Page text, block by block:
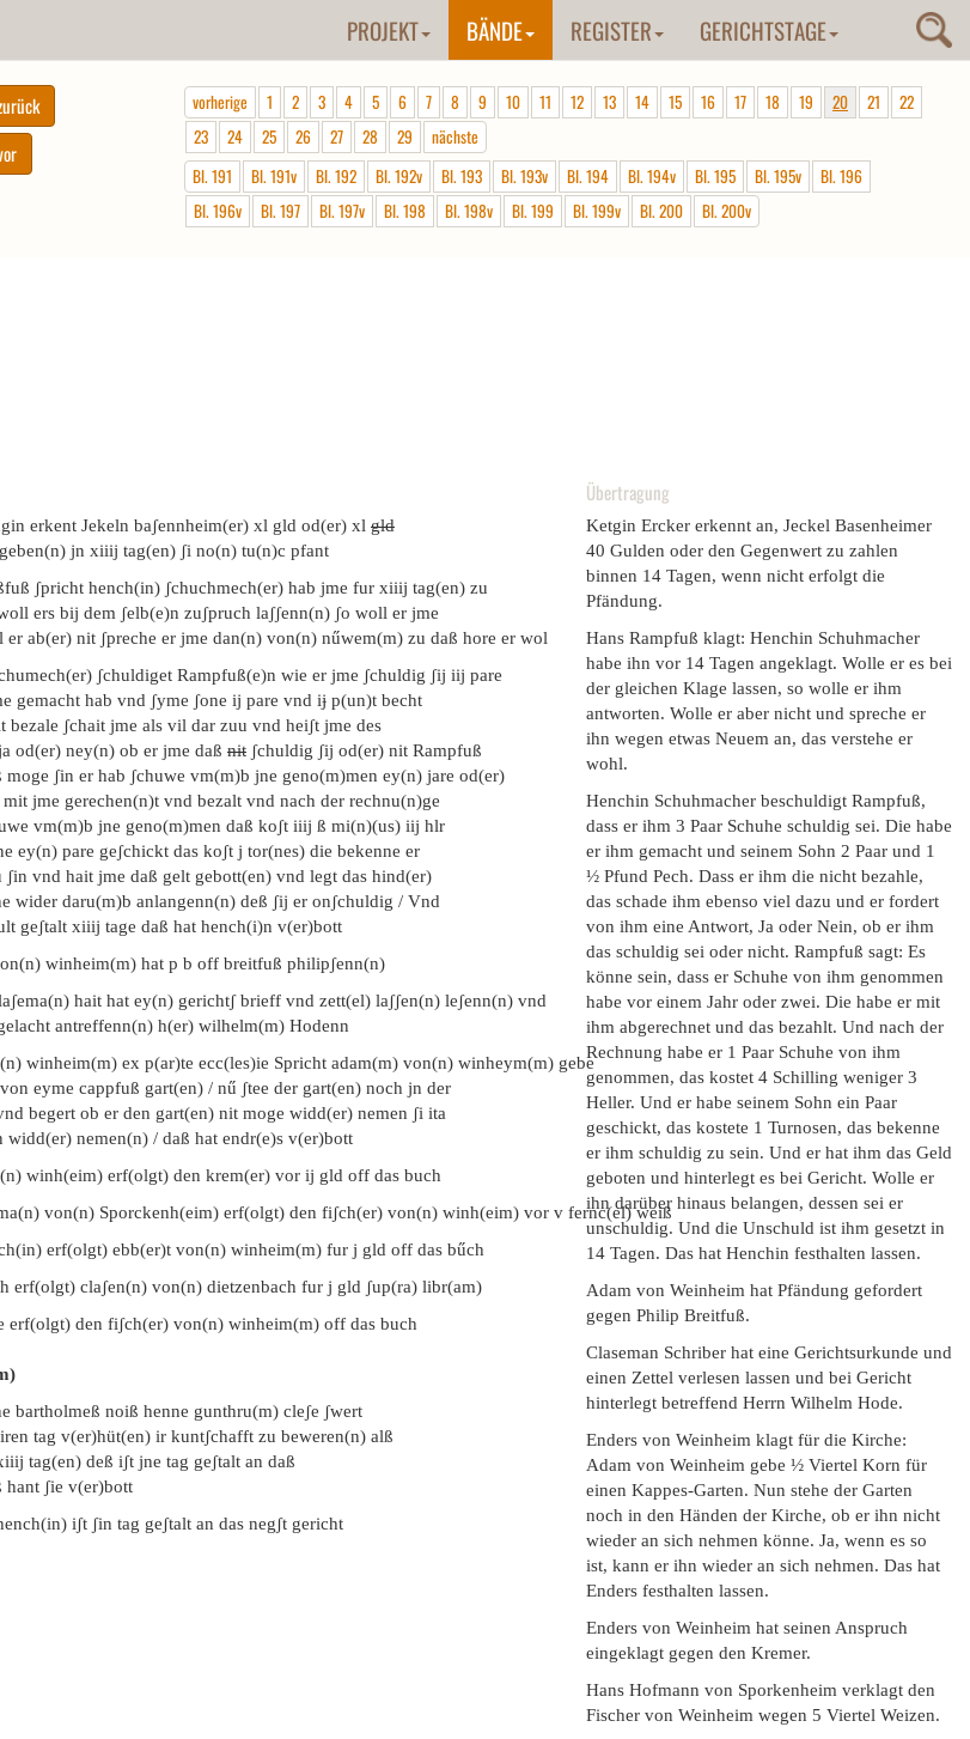
PROJEKT BÄNDE REGISTER GERICHTSTAGE
vorherige 1 2 3 4 5 6 7 8 9 10 11 12 13 14 15 16 17 18 19 20 21
22
23
24 25 26 27 28 29
nächste
Bl. 191
Bl. 191v Bl. 192 Bl. 192v Bl. 193 Bl. 193v Bl. 194 Bl. 194v Bl. 195 Bl. 195v
Bl. 196
Bl. 196v
Bl. 197 Bl. 197v Bl. 198 Bl. 198v Bl. 199 Bl. 199v Bl. 200 Bl. 200v
erkent Jekeln baʃennheim(er) xl gld od(er) xl gld
jn xiiij tag(en) ʃi no(n) tu(n)c pfant
ʃpricht hench(in) ʃchuchmech(er) hab jme fur xiiij tag(en) zu
ers bij dem ʃelb(e)n zuʃpruch laʃʃenn(n) ʃo woll er jme
ab(er) nit ʃpreche er jme dan(n) von(n) nűwem(m) zu daß hore er wol
ʃchuldiget Rampfuß(e)n wie er jme ʃchuldig ʃij iij pare
gemacht hab vnd ʃyme ʃone ij pare vnd iɉ p(un)t becht
bezale ʃchait jme als vil dar zuu vnd heiʃt jme des
od(er) ney(n) ob er jme daß nit ʃchuldig ʃij od(er) nit Rampfuß
moge ʃin er hab ʃchuwe vm(m)b jne geno(m)men ey(n) jare od(er)
jme gerechen(n)t vnd bezalt vnd nach der rechnu(n)ge
vm(m)b jne geno(m)men daß koʃt iiij ß mi(n)(us) iij hlr
ey(n) pare geʃchickt das koʃt j tor(nes) die bekenne er
ʃin vnd hait jme daß gelt gebott(en) vnd legt das hind(er)
wider daru(m)b anlangenn(n) deß ʃij er onʃchuldig / Vnd
geʃtalt xiiij tage daß hat hench(i)n v(er)bott
winheim(m) hat p b off breitfuß philipʃenn(n)
hait hat ey(n) gerichtʃ brieff vnd zett(el) laʃʃen(n) leʃenn(n) vnd
antreffenn(n) h(er) wilhelm(m) Hodenn
winheim(m) ex p(ar)te ecc(les)ie Spricht adam(m) von(n) winheym(m) gebe
eyme cappfuß gart(en) / nű ʃtee der gart(en) noch jn der
begert ob er den gart(en) nit moge widd(er) nemen ʃi ita
widd(er) nemen(n) / daß hat endr(e)s v(er)bott
winh(eim) erf(olgt) den krem(er) vor ij gld off das buch
von(n) Sporckenh(eim) erf(olgt) den fiʃch(er) von(n) winh(eim) vor v fernc(el) weiß
erf(olgt) ebb(er)t von(n) winheim(m) fur j gld off das bűch
erf(olgt) claʃen(n) von(n) dietzenbach fur j gld ʃup(ra) libr(am)
erf(olgt) den fiʃch(er) von(n) winheim(m) off das buch
bartholmeß noiß henne gunthru(m) cleʃe ʃwert
tag v(er)hüt(en) ir kuntʃchafft zu beweren(n) alß
tag(en) deß iʃt jne tag geʃtalt an daß
hant ʃie v(er)bott
iʃt ʃin tag geʃtalt an das negʃt gericht
Übertragung
Ketgin Ercker erkennt an, Jeckel Basenheimer
40 Gulden oder den Gegenwert zu zahlen
binnen 14 Tagen, wenn nicht erfolgt die
Pfändung.
Hans Rampfuß klagt: Henchin Schuhmacher
habe ihn vor 14 Tagen angeklagt. Wolle er es bei
der gleichen Klage lassen, so wolle er ihm
antworten. Wolle er aber nicht und spreche er
ihn wegen etwas Neuem an, das verstehe er
wohl.
Henchin Schuhmacher beschuldigt Rampfuß,
dass er ihm 3 Paar Schuhe schuldig sei. Die habe
er ihm gemacht und seinem Sohn 2 Paar und 1
½ Pfund Pech. Dass er ihm die nicht bezahle,
das schade ihm ebenso viel dazu und er fordert
von ihm eine Antwort, Ja oder Nein, ob er ihm
das schuldig sei oder nicht. Rampfuß sagt: Es
könne sein, dass er Schuhe von ihm genommen
habe vor einem Jahr oder zwei. Die habe er mit
ihm abgerechnet und das bezahlt. Und nach der
Rechnung habe er 1 Paar Schuhe von ihm
genommen, das kostet 4 Schilling weniger 3
Heller. Und er habe seinem Sohn ein Paar
geschickt, das kostete 1 Turnosen, das bekenne
er ihm schuldig zu sein. Und er hat ihm das Geld
geboten und hinterlegt es bei Gericht. Wolle er
ihn darüber hinaus belangen, dessen sei er
unschuldig. Und die Unschuld ist ihm gesetzt in
14 Tagen. Das hat Henchin festhalten lassen.
Adam von Weinheim hat Pfändung gefordert
gegen Philip Breitfuß.
Claseman Schriber hat eine Gerichtsurkunde und
einen Zettel verlesen lassen und bei Gericht
hinterlegt betreffend Herrn Wilhelm Hode.
Enders von Weinheim klagt für die Kirche:
Adam von Weinheim gebe ½ Viertel Korn für
einen Kappes-Garten. Nun stehe der Garten
noch in den Händen der Kirche, ob er ihn nicht
wieder an sich nehmen könne. Ja, wenn es so
ist, kann er ihn wieder an sich nehmen. Das hat
Enders festhalten lassen.
Enders von Weinheim hat seinen Anspruch
eingeklagt gegen den Kremer.
Hans Hofmann von Sporkenheim verklagt den
Fischer von Weinheim wegen 5 Viertel Weizen.